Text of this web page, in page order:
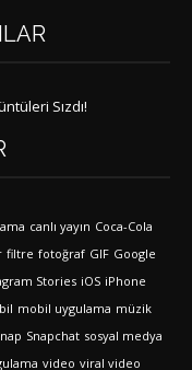
Sızdı!
canlı yayın Coca-Cola
filtre fotoğraf GIF Google
Stories iOS iPhone
mobil uygulama müzik
Snapchat sosyal medya
video viral video